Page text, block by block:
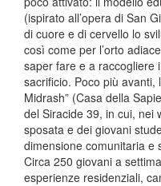
(ispirato all’opera di San
di cuore e di cervello lo
così come per l’orto
saper fare e a raccogliere
sacrificio. Poco più avanti,
Midrash” (Casa della
del Siracide 39, in cui, nei
sposata e dei giovani
dimensione comunitaria e
Circa 250 giovani a
esperienze residenziali,